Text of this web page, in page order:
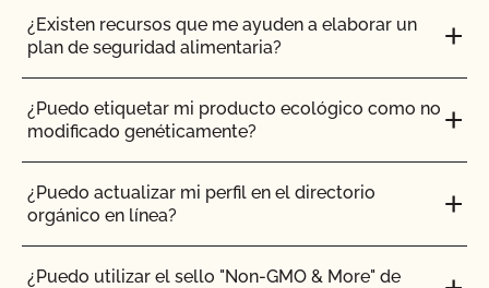
¿Existen recursos que me ayuden a elaborar un
plan de seguridad alimentaria?
¿Puedo etiquetar mi producto ecológico como no
modificado genéticamente?
¿Puedo actualizar mi perfil en el directorio
orgánico en línea?
¿Puedo utilizar el sello "Non-GMO & More" de
¿Qué es un sistema hidropónico o en contenedor?
¿Qué es un cultivo silvestre y cómo se obtiene la
certificación orgánica?
¿Qué es la materia seca y por qué es importante?
¿Cuál es la cuota anual del programa de
transición certificado por el CCOF?